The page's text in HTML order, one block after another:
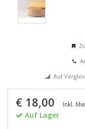
Auf
€ 18,00 Inkl.
Auf Lager